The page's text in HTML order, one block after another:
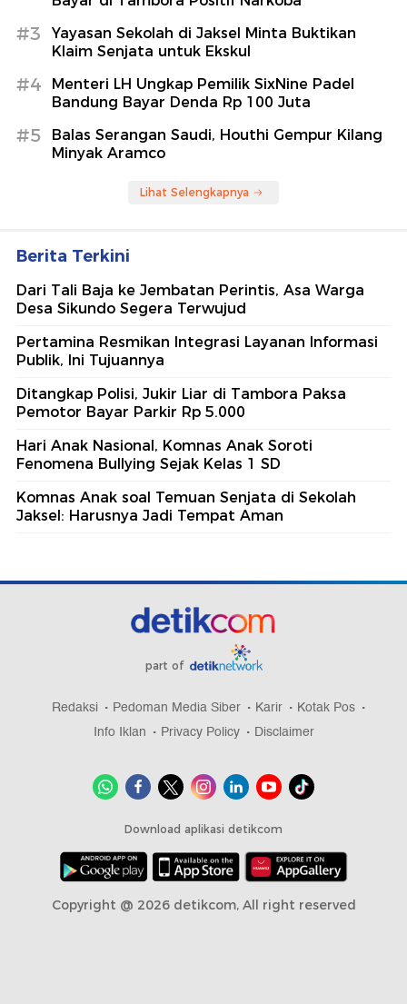
#3
Yayasan Sekolah di Jaksel Minta Buktikan
Klaim Senjata untuk Ekskul
#4
Menteri LH Ungkap Pemilik SixNine Padel
Bandung Bayar Denda Rp 100 Juta
#5
Balas Serangan Saudi, Houthi Gempur Kilang
Minyak Aramco
Lihat Selengkapnya
Berita Terkini
Dari Tali Baja ke Jembatan Perintis, Asa Warga
Desa Sikundo Segera Terwujud
Pertamina Resmikan Integrasi Layanan Informasi
Publik, Ini Tujuannya
Ditangkap Polisi, Jukir Liar di Tambora Paksa
Pemotor Bayar Parkir Rp 5.000
Hari Anak Nasional, Komnas Anak Soroti
Fenomena Bullying Sejak Kelas 1 SD
Komnas Anak soal Temuan Senjata di Sekolah
Jaksel: Harusnya Jadi Tempat Aman
part of
Redaksi Pedoman Media Siber Karir
Kotak Pos
Info Iklan
Privacy Policy Disclaimer
Download aplikasi detikcom
Copyright @ 2026 detikcom, All right reserved